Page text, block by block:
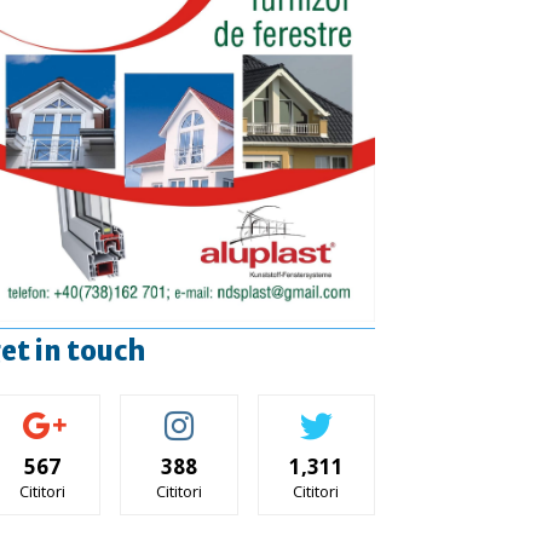
in touch
567
Cititori
388
Cititori
1,311
Cititori